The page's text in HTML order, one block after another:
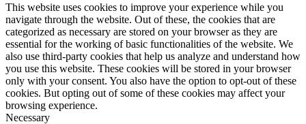
This website uses cookies to improve your experience while you
navigate through the website. Out of these, the cookies that are
categorized as necessary are stored on your browser as they are
essential for the working of basic functionalities of the website. We
also use third-party cookies that help us analyze and understand how
you use this website. These cookies will be stored in your browser
only with your consent. You also have the option to opt-out of these
cookies. But opting out of some of these cookies may affect your
browsing experience.
Necessary